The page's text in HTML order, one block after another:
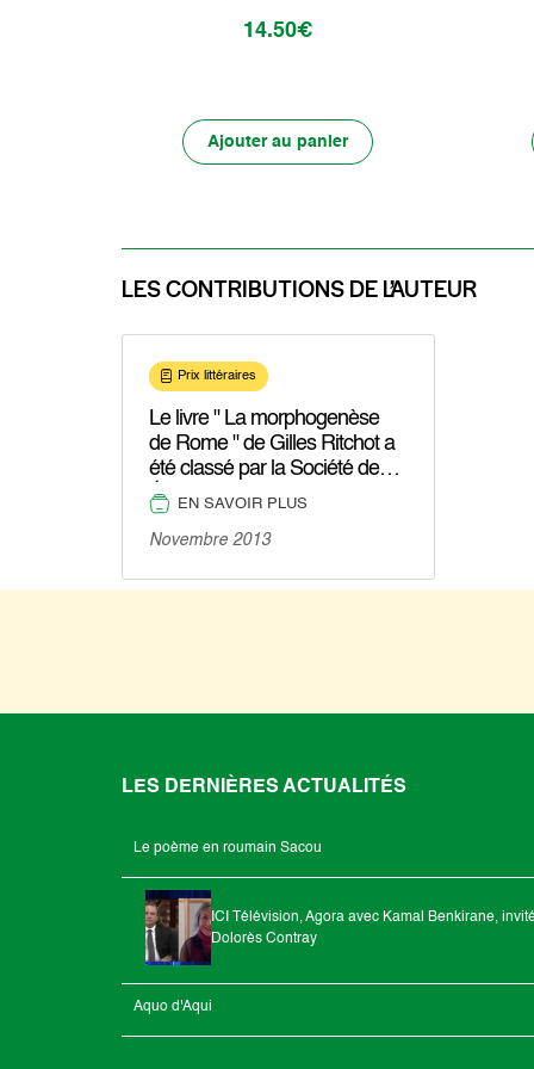
14.50€
Ajouter au panier
LES CONTRIBUTIONS DE L’AUTEUR
Prix littéraires
Le livre " La morphogenèse
de Rome " de Gilles Ritchot a
été classé par la Société des
Écrivains parmi les dix
meilleures parutions en
Géographie en 2012
EN SAVOIR PLUS
Novembre 2013
LES DERNIÈRES ACTUALITÉS
Le poème en roumain Sacou
ICI Télévision, Agora avec Kamal Benkirane,
Dolorès Contray
Aquo d'Aqui